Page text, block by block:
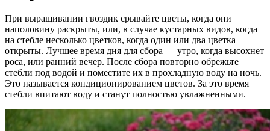
При выращивании гвоздик срывайте цветы, когда они
наполовину раскрыты, или, в случае кустарных видов, когда
на стебле несколько цветков, когда один или два цветка
открыты. Лучшее время дня для сбора — утро, когда высохнет
роса, или ранний вечер. После сбора повторно обрежьте
стебли под водой и поместите их в прохладную воду на ночь.
Это называется кондиционированием цветов. За это время
стебли впитают воду и станут полностью увлажненными.